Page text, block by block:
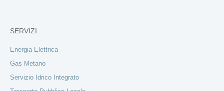
SERVIZI
Energia Elettrica
Gas Metano
Servizio Idrico Integrato